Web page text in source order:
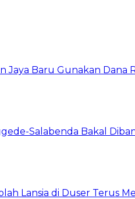
Jaya Baru Gunakan
Salabenda Bakal
Lansia di Duser Terus